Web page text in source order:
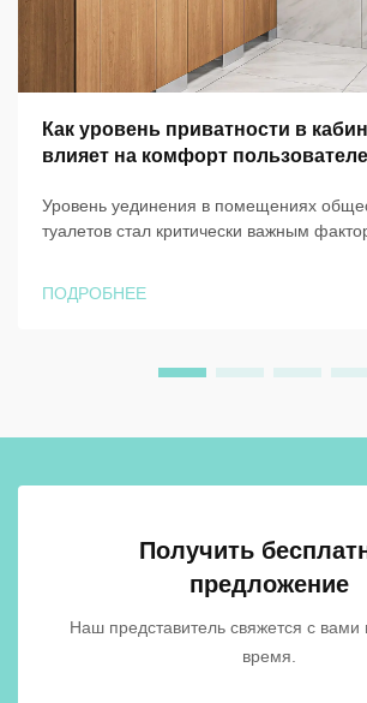
Как уровень приватности в
влияет на комфорт
Уровень уединения в помещениях
туалетов стал критически важным
общественных учреждениях.
ПОДРОБНЕЕ
Получить
предложение
Наш представитель свяжется с
время.